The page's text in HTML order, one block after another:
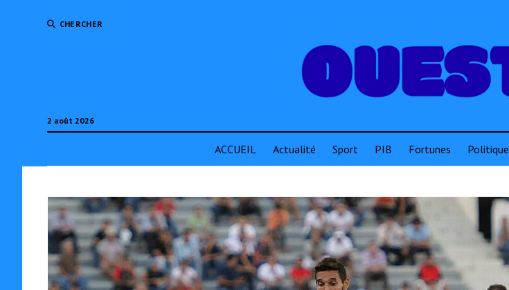
CHERCHER
2 août 2026
ACCUEIL Actualité Sport PIB Fortunes Politique